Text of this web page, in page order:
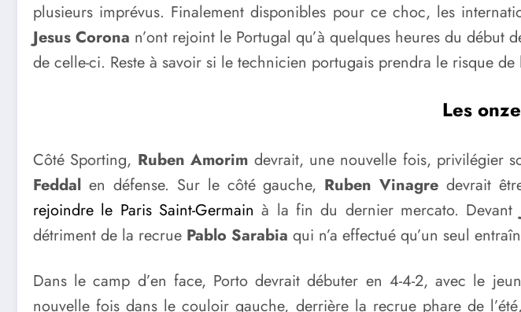
plusieurs imprévus. Finalement disponibles pour ce choc, les
Jesus Corona n’ont rejoint le Portugal qu’à quelques heures du
de celle-ci. Reste à savoir si le technicien portugais prendra le risque de
Les
Côté Sporting, Ruben Amorim devrait, une nouvelle fois, privilégier
Feddal en défense. Sur le côté gauche, Ruben Vinagre devrait
rejoindre le Paris Saint-Germain à la fin du dernier mercato. Devant
détriment de la recrue Pablo Sarabia qui n’a effectué qu’un seul
Dans le camp d’en face, Porto devrait débuter en 4-4-2, avec le
nouvelle fois dans le couloir gauche, derrière la recrue phare de l’été,